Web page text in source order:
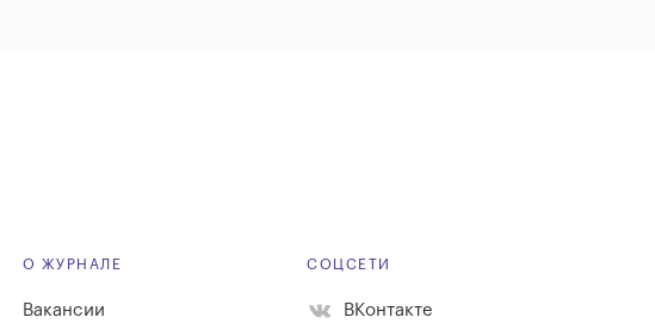
О ЖУРНАЛЕ
Вакансии
СОЦСЕТИ
ВКонтакте